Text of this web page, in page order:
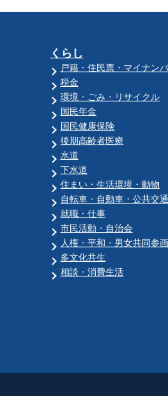
くらし
戸籍・住民票・マイナン
税金
環境・ごみ・リサイクル
国民年金
国民健康保険
後期高齢者医療
水道
下水道
住まい・生活環境・動物
自転車・自動車・公共交通
就職・仕事
市民活動・自治会
人権・平和・男女共同参画
多文化共生
相談・消費生活